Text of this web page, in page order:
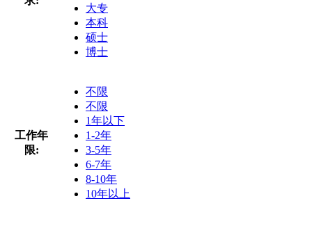
大专
本科
硕士
博士
工作年
限:
不限
不限
1年以下
1-2年
3-5年
6-7年
8-10年
10年以上